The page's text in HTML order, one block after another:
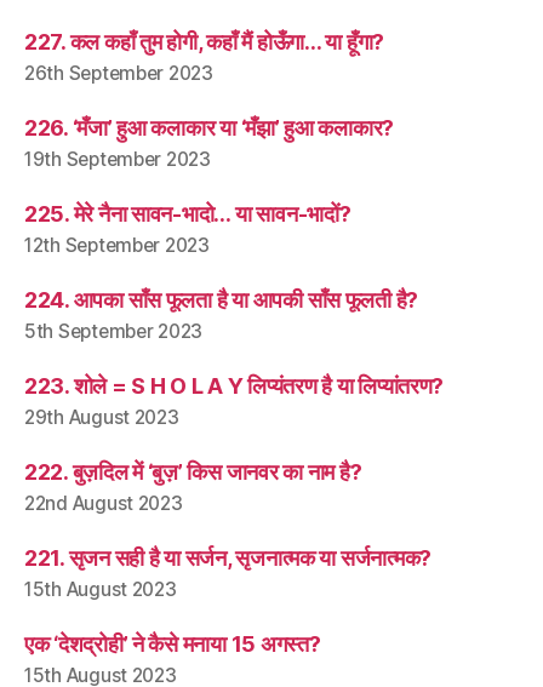
227. कल कहाँ तुम होगी, कहाँ मैं होऊँगा… या हूँगा?
26th September 2023
226. ‘मँजा’ हुआ कलाकार या ‘मँझा’ हुआ कलाकार?
19th September 2023
225. मेरे नैना सावन-भादो… या सावन-भादों?
12th September 2023
224. आपका साँस फूलता है या आपकी साँस फूलती है?
5th September 2023
223. शोले = S H O L A Y लिप्यंतरण है या लिप्यांतरण?
29th August 2023
222. बुज़दिल में ‘बुज़’ किस जानवर का नाम है?
22nd August 2023
221. सृजन सही है या सर्जन, सृजनात्मक या सर्जनात्मक?
15th August 2023
एक ‘देशद्रोही’ ने कैसे मनाया 15 अगस्त?
15th August 2023